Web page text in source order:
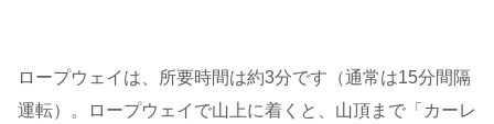
ロープウェイは、所要時間は約3分です（通常は15分間隔
運転）。ロープウェイで山上に着くと、山頂まで「カーレ